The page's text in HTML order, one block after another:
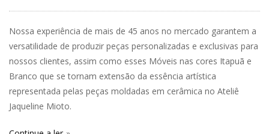
Nossa experiência de mais de 45 anos no mercado garantem a
versatilidade de produzir peças personalizadas e exclusivas para
nossos clientes, assim como esses Móveis nas cores Itapuã e
Branco que se tornam extensão da essência artística
representada pelas peças moldadas em cerâmica no Ateliê
Jaqueline Mioto.